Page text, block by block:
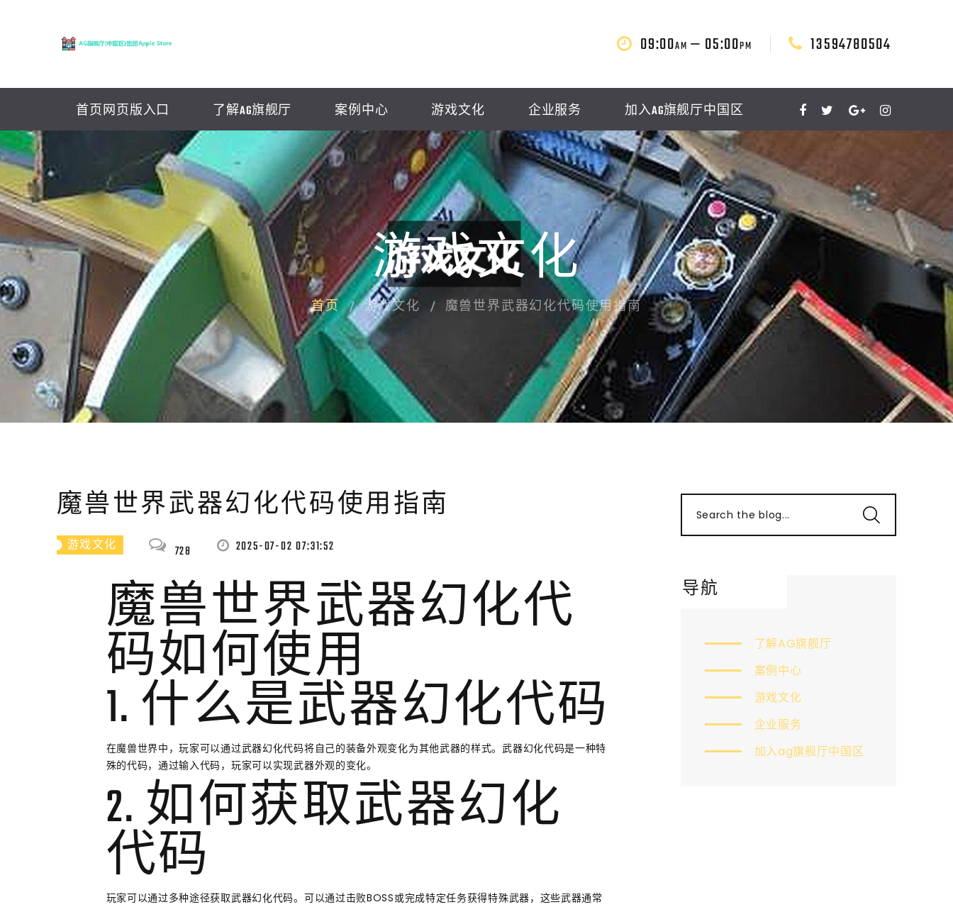
09:00AM — 05:00PM 13594780504
首页网页版入口 了解AG旗舰厅 案例中心 游戏文化 企业服务 加入AG旗舰厅中国区
游戏文化
首页 游戏文化 魔兽世界武器幻化代码使用指南
魔兽世界武器幻化代码使用指南
游戏文化 728 2025-07-02 07:31:52
魔兽世界武器幻化代
码如何使用
1. 什么是武器幻化代码
在魔兽世界中，玩家可以通过武器幻化代码将自己的装备外观变化为其他武器的样式。武器幻化代码是一种特
殊的代码，通过输入代码，玩家可以实现武器外观的变化。
2. 如何获取武器幻化
代码
玩家可以通过多种途径获取武器幻化代码。可以通过击败BOSS或完成特定任务获得特殊武器，这些武器通常
Search the blog...
导航
了解AG旗舰厅
案例中心
游戏文化
企业服务
加入ag旗舰厅中国区